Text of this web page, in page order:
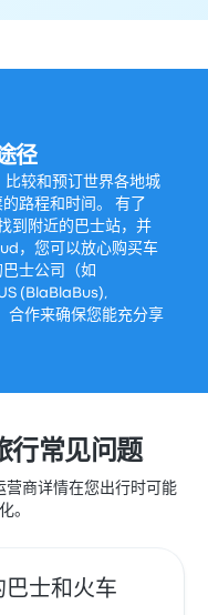
径
较和预订世界各地城
路程和时间。 有了
到附近的巴士站，并
，您可以放心购买车
士公司（如
(BlaBlaBus),
合作来确保您能充分享
行常见问题
营商详情在您出行时可能
。
巴士和火车